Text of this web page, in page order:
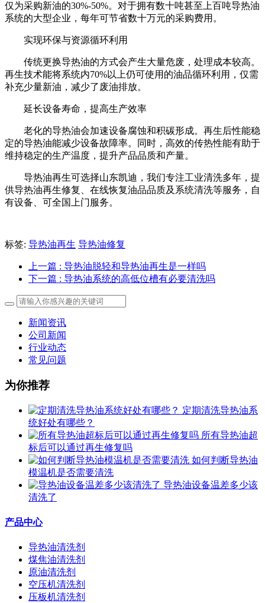
仅为采购新油的‌30%-50%‌。对于拥有数十吨甚至上百吨导热油
系统的大型企业，每年可节省数十万元的采购费用。‌‌
‌实现环保与资源循环利用‌
传统更换导热油的方式会产生大量危废，处理成本较高。
再生技术能‌将系统内70%以上仍可使用的油品循环利用‌，仅需
补充少量新油，减少了废油排放。‌
‌延长设备寿命，提高生产效率‌
老化的导热油会加速设备腐蚀和积碳形成。再生后性能稳
定的导热油能‌减少设备故障率‌。同时，高效的传热性能有助于
维持稳定的生产温度，提升产品品质和产量。
导热油再生可选择山东凯迪，我们专注工业清洗多年，提
供导热油再生修复、在线恢复油品品质及系统清洗等服务，自
有设备、可全国上门服务。
标签: 导热油再生 导热油修复
上一篇 : 导热油脱轻和导热油再生是一样吗
下一篇 : 导热油系统的高低位槽有必要清洗吗
新闻资讯
公司新闻
行业动态
常见问题
为你推荐
定期清洗导热油系
统好处有哪些？
所有导热油超
标后可以通过再生修复吗
如何判断导热油
模温机是否需要清洗
导热油设备温差多少该
清洗了
产品中心
导热油清洗剂
煤焦油清洗剂
原油清洗剂
空压机清洗剂
压板机清洗剂